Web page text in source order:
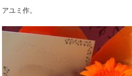
アユミ作。